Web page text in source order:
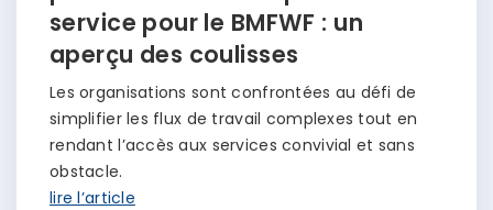
service pour le BMFWF : un
aperçu des coulisses
Les organisations sont confrontées au défi de
simplifier les flux de travail complexes tout en
rendant l’accès aux services convivial et sans
obstacle.
lire l’article